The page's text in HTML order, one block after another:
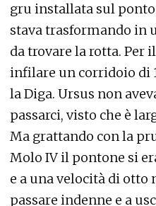
gru installata sul
stava trasformando in
da trovare la rotta. Per
infilare un corridoio di
la Diga. Ursus non
passarci, visto che è
Ma grattando con la
Molo IV il pontone si
e a una velocità di otto
passare indenne e a